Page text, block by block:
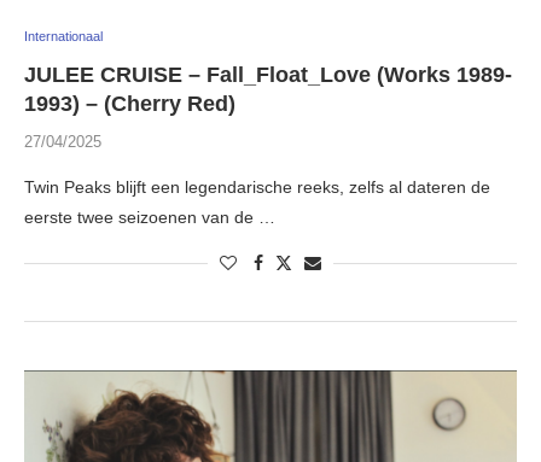
Internationaal
JULEE CRUISE – Fall_Float_Love (Works 1989-
1993) – (Cherry Red)
27/04/2025
Twin Peaks blijft een legendarische reeks, zelfs al dateren de
eerste twee seizoenen van de …